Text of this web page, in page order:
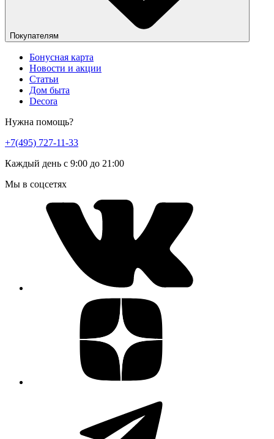
Покупателям
Бонусная карта
Новости и акции
Статьи
Дом быта
Decora
Нужна помощь?
+7(495) 727-11-33
Каждый день с 9:00 до 21:00
Мы в соцсетях